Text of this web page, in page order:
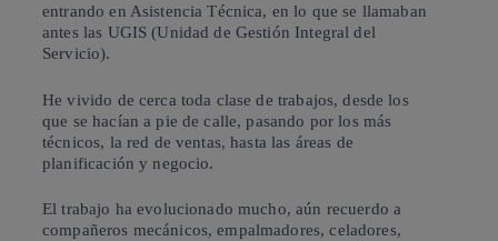
entrando en Asistencia Técnica, en lo que se llamaban
antes las UGIS (Unidad de Gestión Integral del
Servicio).
He vivido de cerca toda clase de trabajos, desde los
que se hacían a pie de calle, pasando por los más
técnicos, la red de ventas, hasta las áreas de
planificación y negocio.
El trabajo ha evolucionado mucho, aún recuerdo a
compañeros mecánicos, empalmadores, celadores,